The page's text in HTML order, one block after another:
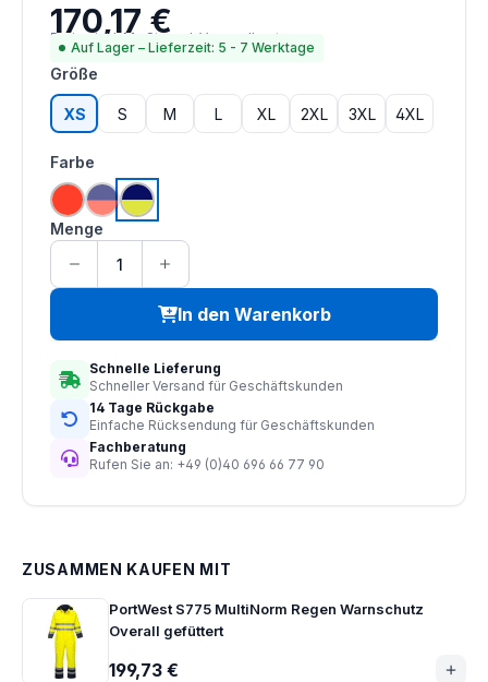
Regulärer Preis:
170,17 €
Preise inkl. MwSt. zzgl. Versandkosten
Auf Lager – Lieferzeit: 5 - 7 Werktage
Größe
XS S M L XL 2XL 3XL 4XL
Farbe
hi vis orange
hi vis orange | navy
(Diese Option ist zurzeit nicht verfügbar.)
hi vis saturn gelb | navy
Menge
In den Warenkorb
Schnelle Lieferung
Schneller Versand für Geschäftskunden
14 Tage Rückgabe
Einfache Rücksendung für Geschäftskunden
Fachberatung
Rufen Sie an: +49 (0)40 696 66 77 90
ZUSAMMEN KAUFEN MIT
PortWest S775 MultiNorm Regen Warnschutz
Overall gefüttert
199,73 €